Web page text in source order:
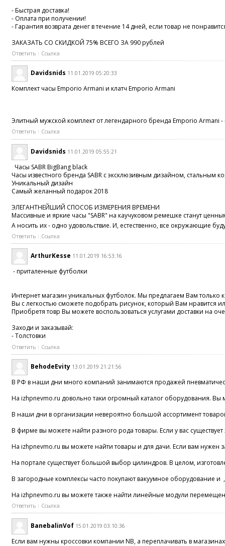
- Быстрая доставка!
- Оплата при получении!
- Гарантия возврата денег в течение 14 дней, если товар не
ЗАКАЗАТЬ СО СКИДКОЙ 75% ВСЕГО ЗА 990 рублей
Ответить Ссылка
Davidsnids 11.01.2019 05:20:33
Комплект часы Emporio Armani и клатч Emporio Armani
Элитный мужской комплект от легендарного бренда Emporio Armani
Ответить Ссылка
Davidsnids 11.01.2019 05:55:21
Часы SABR BigBang black
Часы известного бренда SABR с эксклюзивным дизайном, стальным
Уникальный дизайн
Самый желанный подарок 2018
ЭЛЕГАНТНЕЙШИЙ СПОСОБ ИЗМЕРЕНИЯ ВРЕМЕНИ
Массивные и яркие часы "SABR" на каучуковом ремешке станут
А носить их - одно удовольствие. И, естественно, все окружающие
Ответить Ссылка
ArthurKesse 11.01.2019 16:53:16
- приталенные футболки
Интернет магазин уникальных футболок. Мы предлагаем Вам
Вы с легкостью сможете подобрать рисунок, который Вам нравится
Приобретя товр Вы можете воспользоваться услугами доставки на
Заходи и заказывай:
- Толстовки
Ответить Ссылка
BehodeEvity 13.01.2019 21:21:56
В РФ в наши дни много компаний занимаются продажей
На izhpnevmo.ru довольно таки огромный каталог оборудования.
В наши дни в организации невероятно большой ассортимент
В фирме вы можете найти разного рода товары. Если у вас
На izhpnevmo.ru вы можете найти товары и для дачи. Если вам нужен
На портале существует большой выбор цилиндров. В целом,
В загородные комплексы часто покупают вакуумное оборудование
На izhpnevmo.ru вы можете также найти линейные модули
Ответить Ссылка
BanebalinVof 15.01.2019 03:10:36
Если вам нужны кроссовки компании NB, а переплачивать в